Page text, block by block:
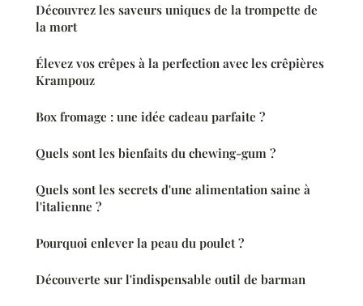
Découvrez les saveurs uniques de la trompette de
la mort
Élevez vos crêpes à la perfection avec les crêpières
Krampouz
Box fromage : une idée cadeau parfaite ?
Quels sont les bienfaits du chewing-gum ?
Quels sont les secrets d'une alimentation saine à
l'italienne ?
Pourquoi enlever la peau du poulet ?
Découverte sur l'indispensable outil de barman